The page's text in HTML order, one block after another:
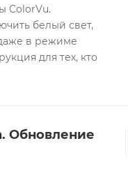
ColorVu.
белый свет,
в режиме
для тех, кто
Обновление